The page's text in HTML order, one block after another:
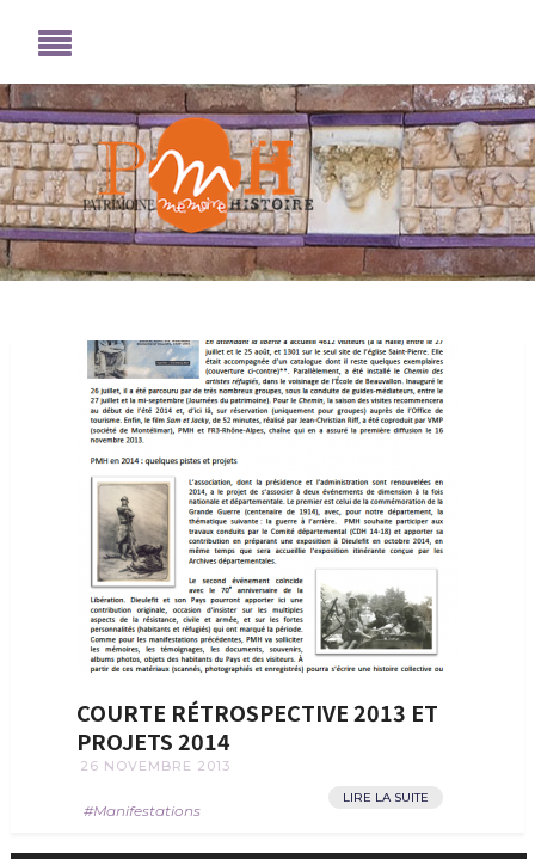
COURTE RÉTROSPECTIVE 2013 ET
PROJETS 2014
26 NOVEMBRE 2013
LIRE LA SUITE
Manifestations